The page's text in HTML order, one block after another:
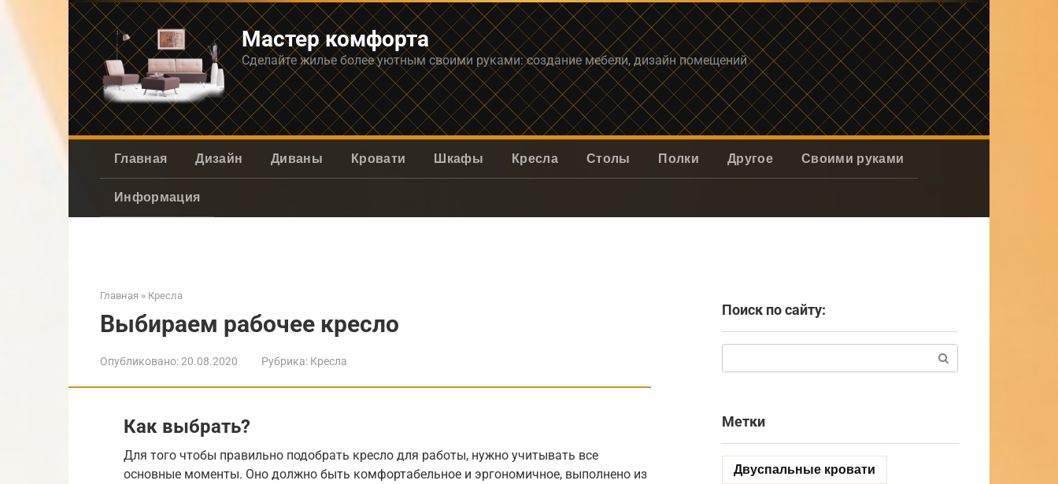
Мастер комфорта
Сделайте жилье более уютным своими руками: создание мебели, дизайн помещений
Главная Дизайн Диваны Кровати Шкафы Кресла Столы Полки Другое Своими руками
Информация
Главная » Кресла
Выбираем рабочее кресло
Опубликовано:20.08.2020 Рубрика: Кресла
Как выбрать?
Для того чтобы правильно подобрать кресло для работы, нужно учитывать все
основные моменты. Оно должно быть комфортабельное и эргономичное, выполнено из
Поиск по сайту:
Метки
Двуспальные кровати